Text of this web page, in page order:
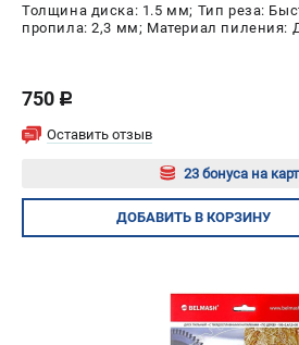
Толщина диска: 1.5 мм; Тип реза:
пропила: 2,3 мм; Материал пиления:
750 c
Оставить отзыв
23 бонуса на
Авторизуйтесь
ДОБАВИТЬ В КОРЗИНУ